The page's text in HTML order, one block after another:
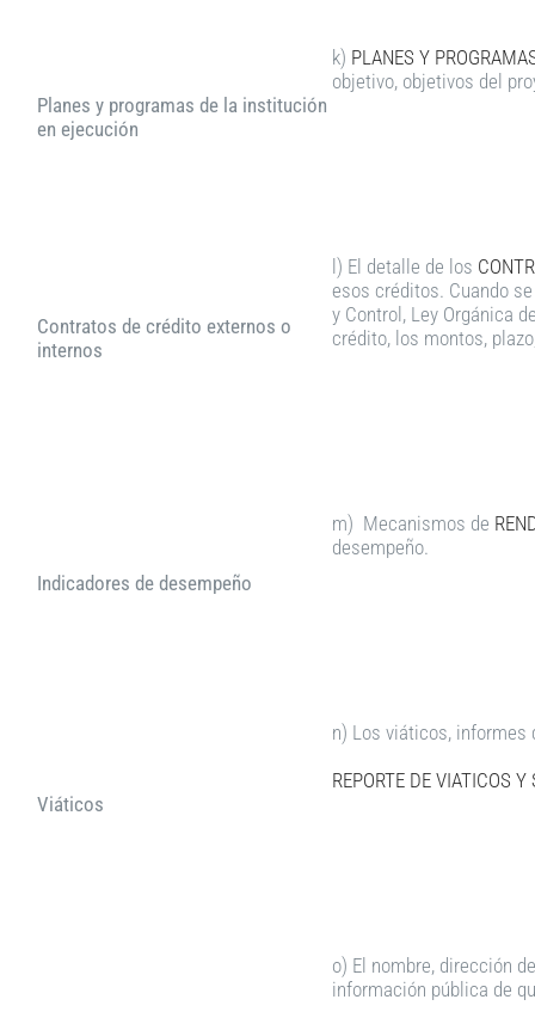
Planes y programas de la institución
en ejecución
k) PLANES Y
objetivo, objetivos del
Contratos de crédito externos o
internos
l) El detalle de los
esos créditos. Cuando
y Control, Ley Orgánica
crédito, los montos,
Indicadores de desempeño
m) Mecanismos de
desempeño.
Viáticos
n) Los viáticos,
REPORTE DE VIATICOS
o) El nombre, dirección
información pública de